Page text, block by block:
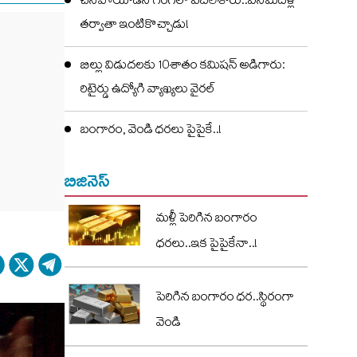
తర్వాతా ఇంటికొచ్చాడు!
బిల్లు విడుదలకు 10శాతం కమిషన్ అడిగారు:
రిటైర్డు ఉద్యోగి వ్యాఖ్యలు వైరల్
బంగారం, వెండి ధరలు పైపైకే..!
బిజినెస్
మళ్లీ పెరిగిన బంగారం
ధరలు..ఇక పైపైకేనా..!
పెరిగిన బంగారం ధర..స్థిరంగా
వెండి